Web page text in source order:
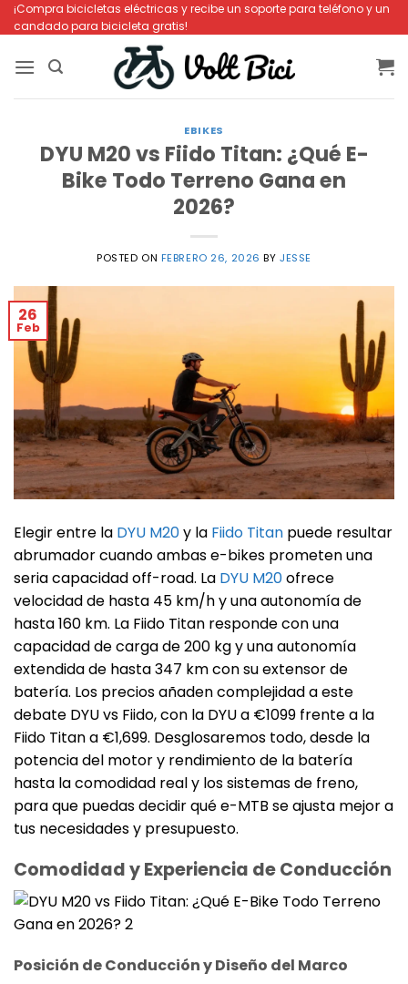
Saltar
al
contenido
¡Compra bicicletas eléctricas y recibe un soporte para teléfono y un
candado para bicicleta gratis!
EBIKES
DYU M20 vs Fiido Titan: ¿Qué E-
Bike Todo Terreno Gana en
2026?
POSTED ON FEBRERO 26, 2026 BY JESSE
26
Feb
Elegir entre la DYU M20y la Fiido Titan puede resultar
abrumador cuando ambas e-bikes prometen una
seria capacidad off-road. La DYU M20ofrece
velocidad de hasta 45 km/h y una autonomía de
hasta 160 km. La Fiido Titan responde con una
capacidad de carga de 200 kg y una autonomía
extendida de hasta 347 km con su extensor de
batería. Los precios añaden complejidad a este
debate DYU vs Fiido, con la DYU a €1099 frente a la
Fiido Titan a €1,699. Desglosaremos todo, desde la
potencia del motor y rendimiento de la batería
hasta la comodidad real y los sistemas de freno,
para que puedas decidir qué e-MTB se ajusta mejor a
tus necesidades y presupuesto.
Comodidad y Experiencia de Conducción
Posición de Conducción y Diseño del Marco